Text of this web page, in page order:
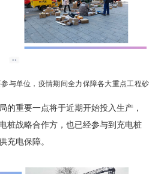
与单位，疫情期间全力保障各大重点工程砂
的重要一点将于近期开始投入生产，
桩战略合作方，也已经参与到充电桩
充电保障。